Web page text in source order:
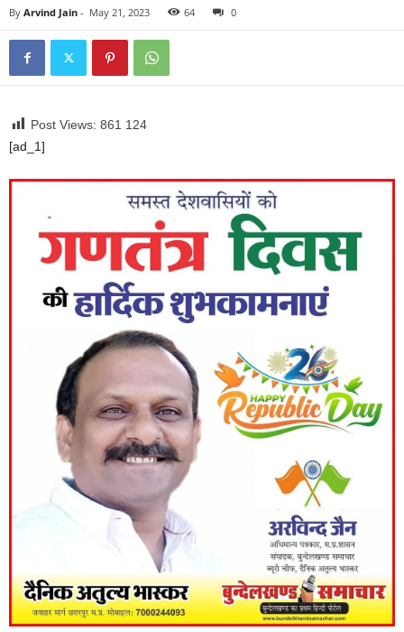
By Arvind Jain - May 21, 2023 64 0
Post Views: 861 124
[ad_1]